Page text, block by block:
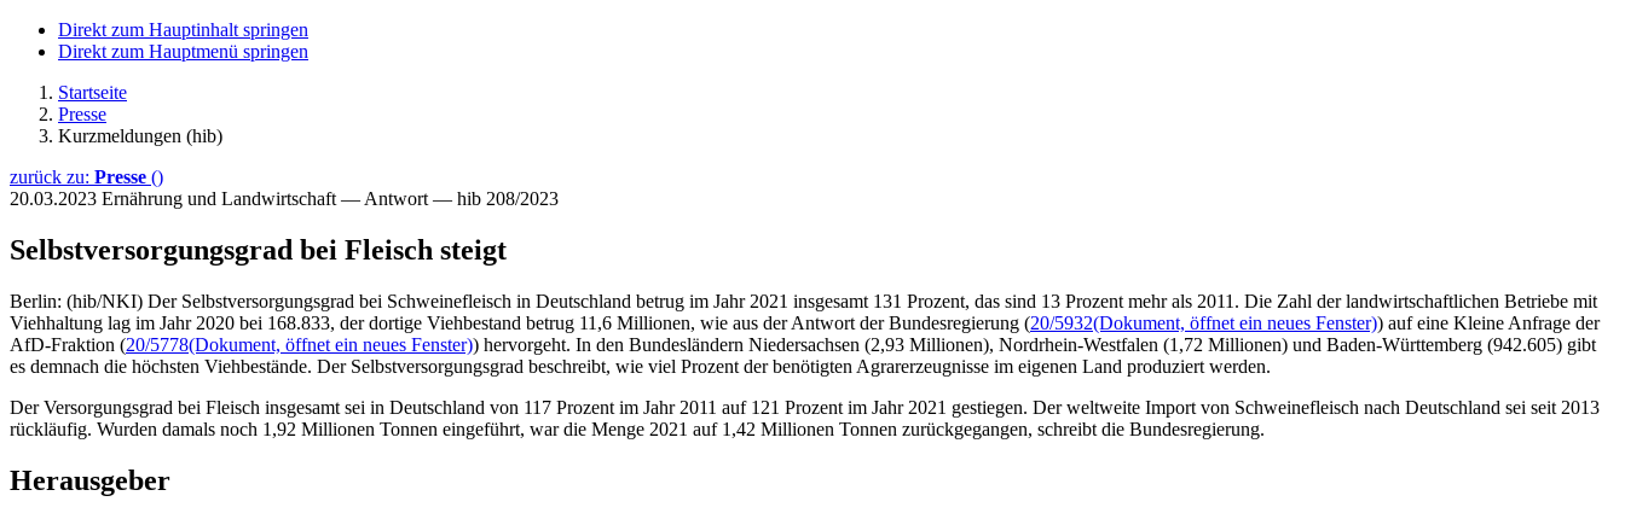
Direkt zum Hauptinhalt springen
Direkt zum Hauptmenü springen
Startseite
Presse
Kurzmeldungen (hib)
zurück zu: Presse ()
20.03.2023 Ernährung und Landwirtschaft — Antwort — hib 208/2023
Selbstversorgungsgrad bei Fleisch steigt
Berlin: (hib/NKI) Der Selbstversorgungsgrad bei Schweinefleisch in Deutschland betrug im Jahr 2021 insgesamt 131 Prozent, das sind 13 Prozent mehr als 2011. Die Zahl der landwirtschaftlichen Betriebe mit
Viehhaltung lag im Jahr 2020 bei 168.833, der dortige Viehbestand betrug 11,6 Millionen, wie aus der Antwort der Bundesregierung (20/5932(Dokument, öffnet ein neues Fenster)) auf eine Kleine Anfrage der
AfD-Fraktion (20/5778(Dokument, öffnet ein neues Fenster)) hervorgeht. In den Bundesländern Niedersachsen (2,93 Millionen), Nordrhein-Westfalen (1,72 Millionen) und Baden-Württemberg (942.605) gibt
es demnach die höchsten Viehbestände. Der Selbstversorgungsgrad beschreibt, wie viel Prozent der benötigten Agrarerzeugnisse im eigenen Land produziert werden.
Der Versorgungsgrad bei Fleisch insgesamt sei in Deutschland von 117 Prozent im Jahr 2011 auf 121 Prozent im Jahr 2021 gestiegen. Der weltweite Import von Schweinefleisch nach Deutschland sei seit 2013
rückläufig. Wurden damals noch 1,92 Millionen Tonnen eingeführt, war die Menge 2021 auf 1,42 Millionen Tonnen zurückgegangen, schreibt die Bundesregierung.
Herausgeber